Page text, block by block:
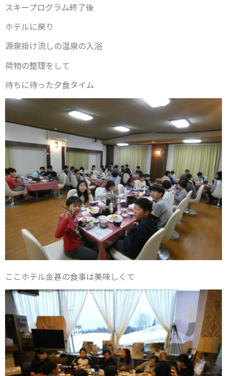
スキープログラム終了後
ホテルに戻り
源泉掛け流しの温泉の入浴
荷物の整理をして
待ちに待った夕食タイム
ここホテル金甚の食事は美味しくて